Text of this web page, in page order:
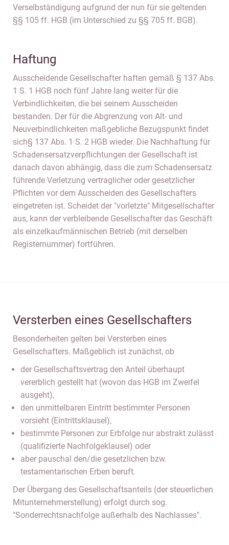
Verselbständigung aufgrund der nun für sie geltenden
§§ 105 ff. HGB (im Unterschied zu §§ 705 ff. BGB).
Haftung
Ausscheidende Gesellschafter haften gemäß § 137 Abs.
1 S. 1 HGB noch fünf Jahre lang weiter für die
Verbindlichkeiten, die bei seinem Ausscheiden
bestanden. Der für die Abgrenzung von Alt- und
Neuverbindlichkeiten maßgebliche Bezugspunkt findet
sich§ 137 Abs. 1 S. 2 HGB wieder. Die Nachhaftung für
Schadensersatzverpflichtungen der Gesellschaft ist
danach davon abhängig, dass die zum Schadensersatz
führende Verletzung vertraglicher oder gesetzlicher
Pflichten vor dem Ausscheiden des Gesellschafters
eingetreten ist. Scheidet der "vorletzte" Mitgesellschafter
aus, kann der verbleibende Gesellschafter das Geschäft
als einzelkaufmännischen Betrieb (mit derselben
Registernummer) fortführen.
Versterben eines Gesellschafters
Besonderheiten gelten bei Versterben eines
Gesellschafters. Maßgeblich ist zunächst, ob
der Gesellschaftsvertrag den Anteil überhaupt
vererblich gestellt hat (wovon das HGB im Zweifel
ausgeht),
den unmittelbaren Eintritt bestimmter Personen
vorsieht (Eintrittsklausel),
bestimmte Personen zur Erbfolge nur abstrakt zulässt
(qualifizierte Nachfolgeklausel) oder
aber pauschal den/die gesetzlichen bzw.
testamentarischen Erben beruft.
Der Übergang des Gesellschaftsanteils (der steuerlichen
Mitunternehmerstellung) erfolgt durch sog.
"Sonderrechtsnachfolge außerhalb des Nachlasses".